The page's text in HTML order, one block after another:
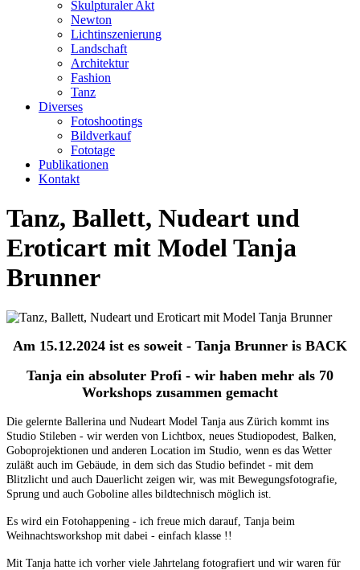
Skulpturaler Akt
Newton
Lichtinszenierung
Landschaft
Architektur
Fashion
Tanz
Diverses
Fotoshootings
Bildverkauf
Fototage
Publikationen
Kontakt
Tanz, Ballett, Nudeart und
Eroticart mit Model Tanja
Brunner
Am 15.12.2024 ist es soweit - Tanja Brunner is BACK
Tanja ein absoluter Profi - wir haben mehr als 70
Workshops zusammen gemacht
Die gelernte Ballerina und Nudeart Model Tanja aus Zürich kommt ins
Studio Stileben - wir werden von Lichtbox, neues Studiopodest, Balken,
Goboprojektionen und anderen Location im Studio, wenn es das Wetter
zuläßt auch im Gebäude, in dem sich das Studio befindet - mit dem
Blitzlicht und auch Dauerlicht zeigen wir, was mit Bewegungsfotografie,
Sprung und auch Goboline alles bildtechnisch möglich ist.
Es wird ein Fotohappening - ich freue mich darauf, Tanja beim
Weihnachtsworkshop mit dabei - einfach klasse !!
Mit Tanja hatte ich vorher viele Jahrtelang fotografiert und wir waren für